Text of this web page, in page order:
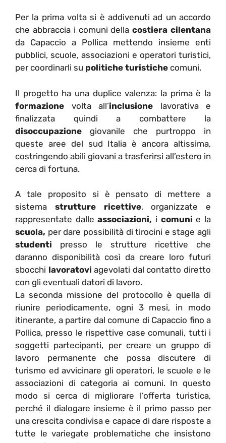
Per la prima volta si è addivenuti ad un accordo
che abbraccia i comuni dellacostiera cilentana
da Capaccio a Pollica mettendo insieme enti
pubblici, scuole, associazioni e operatori turistici,
per coordinarli su politiche turistiche comuni.
Il progetto ha una duplice valenza: la prima è la
formazione volta all’inclusione lavorativa e
finalizzata quindi a combattere la
disoccupazione giovanile che purtroppo in
queste aree del sud Italia è ancora altissima,
costringendo abili giovani a trasferirsi all’estero in
cerca di fortuna.
A tale proposito si è pensato di mettere a
sistema strutture ricettive, organizzate e
rappresentate dalleassociazioni, i comuni e la
scuola, per dare possibilità di tirocini e stage agli
studenti presso le strutture ricettive che
daranno disponibilità così da creare loro futuri
sbocchi lavoratovi agevolati dal contatto diretto
con gli eventuali datori di lavoro.
La seconda missione del protocollo è quella di
riunire periodicamente, ogni 3 mesi, in modo
itinerante, a partire dal comune di Capaccio fino a
Pollica, presso le rispettive case comunali, tutti i
soggetti partecipanti, per creare un gruppo di
lavoro permanente che possa discutere di
turismo ed avvicinare gli operatori, le scuole e le
associazioni di categoria ai comuni. In questo
modo si cerca di migliorare l’offerta turistica,
perché il dialogare insieme è il primo passo per
una crescita condivisa e capace di dare risposte a
tutte le variegate problematiche che insistono